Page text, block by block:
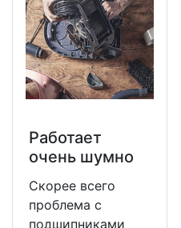
Работает
очень шумно
Скорее всего
проблема с
подшипниками